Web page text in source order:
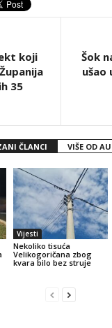
koji
35
Šok
ušao
ČLANCI VIŠE OD
Vijesti
Nekoliko tisuća
Velikogoričana zbog
kvara bilo bez struje